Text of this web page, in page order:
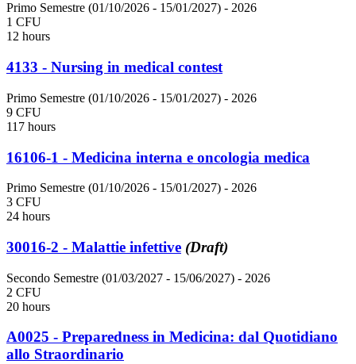
Primo Semestre (01/10/2026 - 15/01/2027) - 2026
1 CFU
12 hours
4133 - Nursing in medical contest
Primo Semestre (01/10/2026 - 15/01/2027) - 2026
9 CFU
117 hours
16106-1 - Medicina interna e oncologia medica
Primo Semestre (01/10/2026 - 15/01/2027) - 2026
3 CFU
24 hours
30016-2 - Malattie infettive (Draft)
Secondo Semestre (01/03/2027 - 15/06/2027) - 2026
2 CFU
20 hours
A0025 - Preparedness in Medicina: dal Quotidiano
allo Straordinario